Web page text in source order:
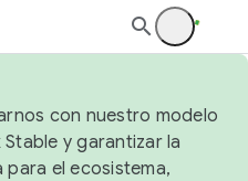
con nuestro modelo
y garantizar la
el ecosistema,